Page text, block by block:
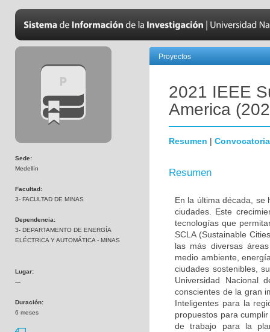
Sede:
Medellín
Facultad:
3- FACULTAD DE MINAS
Dependencia:
3- DEPARTAMENTO DE ENERGÍA
ELÉCTRICA Y AUTOMÁTICA - MINAS
Lugar:
---
Duración:
6 meses
Proyectos
2021 IEEE
America
Resumen | Convocatoria
Resumen
En la última década, se
ciudades. Este
tecnologías que
SCLA (Sustainable
las más diversas
medio ambiente,
ciudades sostenibles,
Universidad Nacional
conscientes de la gran
Inteligentes para la
propuestos para
de trabajo para la